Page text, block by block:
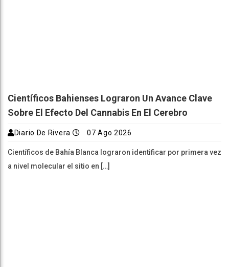
Científicos Bahienses Lograron Un Avance Clave
Sobre El Efecto Del Cannabis En El Cerebro
Diario De Rivera 07 Ago 2026
Científicos de Bahía Blanca lograron identificar por primera vez
a nivel molecular el sitio en […]